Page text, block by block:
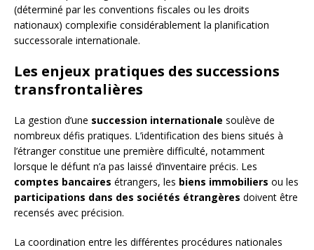
(déterminé par les conventions fiscales ou les droits
nationaux) complexifie considérablement la planification
successorale internationale.
Les enjeux pratiques des successions
transfrontalières
La gestion d’une succession internationale soulève de
nombreux défis pratiques. L’identification des biens situés à
l’étranger constitue une première difficulté, notamment
lorsque le défunt n’a pas laissé d’inventaire précis. Les
comptes bancaires étrangers, les biens immobiliers ou les
participations dans des sociétés étrangères doivent être
recensés avec précision.
La coordination entre les différentes procédures nationales